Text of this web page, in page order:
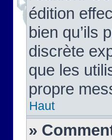
édition
bien qu’ils
discrète
que les
propre
Haut
»